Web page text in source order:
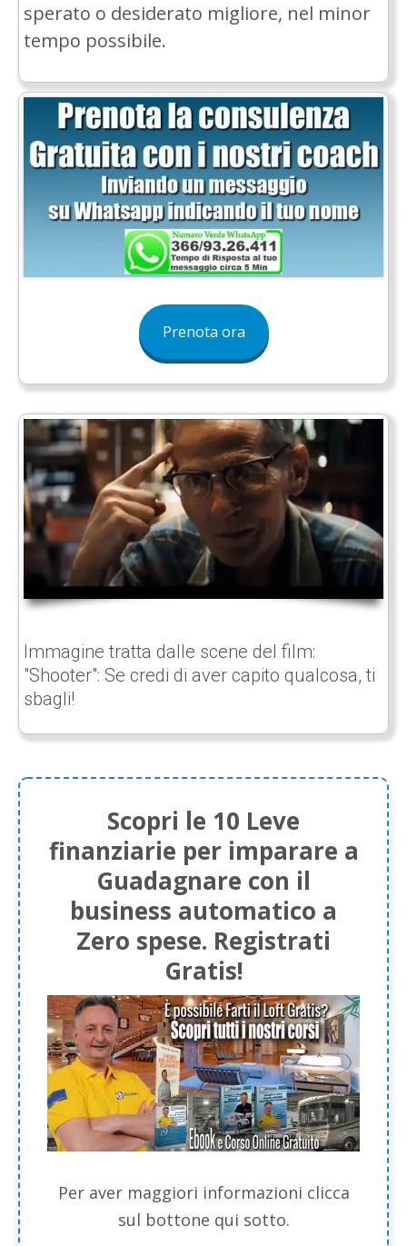
sperato o desiderato migliore, nel minor
tempo possibile.
Prenota ora
Immagine tratta dalle scene del film:
"Shooter": Se credi di aver capito qualcosa, ti
sbagli!
Scopri le 10 Leve
finanziarie per imparare a
Guadagnare con il
business automatico a
Zero spese. Registrati
Gratis!
Per aver maggiori informazioni clicca
sul bottone qui sotto.